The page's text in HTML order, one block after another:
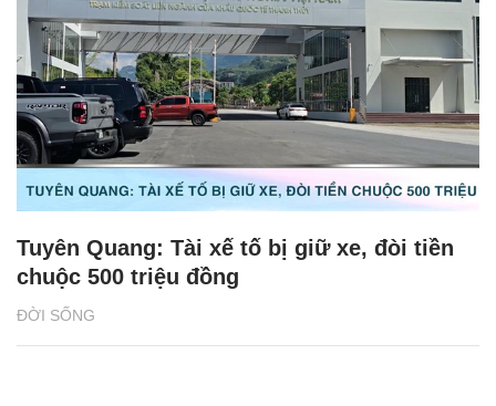
ĐỜI SỐNG
Tuyên Quang: Tài xế tố bị giữ xe, đòi tiền
chuộc 500 triệu đồng